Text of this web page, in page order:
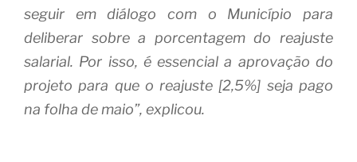
seguir em diálogo com o Município para
deliberar sobre a porcentagem do reajuste
salarial. Por isso, é essencial a aprovação do
projeto para que o reajuste [2,5%] seja pago
na folha de maio”, explicou.